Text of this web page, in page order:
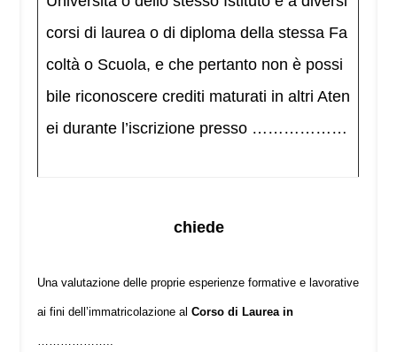
corsi di laurea o di diploma della stessa Fa
coltà o Scuola, e che pertanto non è possi
bile riconoscere crediti maturati in altri Aten
ei durante l’iscrizione presso ………………
chiede
Una valutazione delle proprie esperienze formative e lavorative
ai fini dell’immatricolazione alCorso di Laurea in
………………..